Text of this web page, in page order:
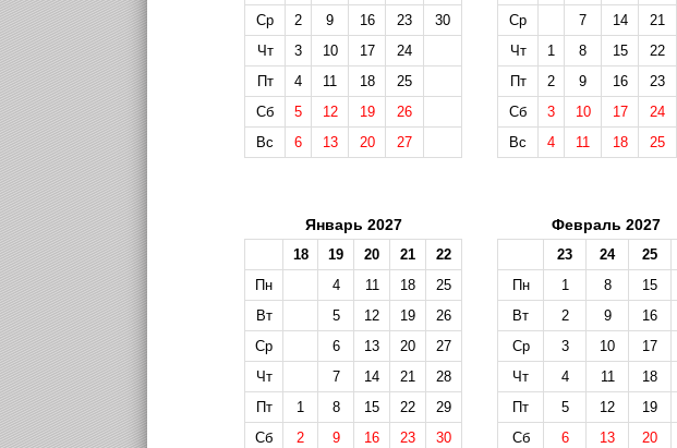
Ср
2 9 16 23
30
Чт
3 10 17
24
Пт
4 11 18
25
Сб
5 12 19
26
Вс
6 13 20 27
Ср
7 14 21
Чт
1 8 15 22
Пт
2 9 16 23
Сб
3 10 17 24
Вс
4 11 18 25
Январь 2027
18 19 20 21
22
Пн
4 11 18
25
Вт
5 12 19
26
Ср
6 13 20
27
Чт
7 14 21
28
Пт
1 8 15 22
29
Сб
2 9 16 23
30
Февраль 2027
23 24 25
Пн
1 8 15
Вт
2 9 16
Ср
3 10 17
Чт
4 11 18
Пт
5 12 19
Сб
6 13 20